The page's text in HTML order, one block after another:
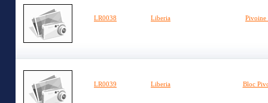
LR0038 Liberia Pivoine
LR0039 Liberia Bloc